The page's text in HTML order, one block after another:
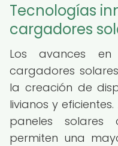
Tecnologías
cargadores
Los avances
cargadores
la creación de
livianos y
paneles
permiten una